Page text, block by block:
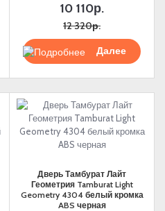
10 110р.
12 320р.
Подробнее
Дверь Тамбурат Лайт
Геометрия Tamburat Light
Geometry 4304 белый кромка
ABS черная